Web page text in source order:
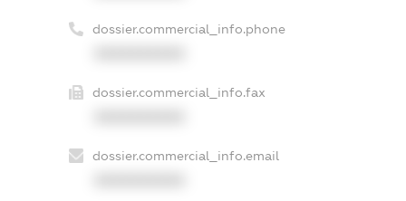
dossier.commercial_info.phone
dossier.commercial_info.fax
dossier.commercial_info.email